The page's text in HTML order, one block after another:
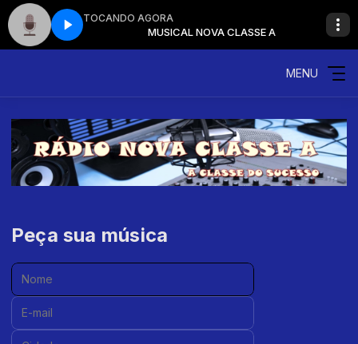
TOCANDO AGORA
CLASSE A MUSICAL NOVA CLASSE A
MENU
Peça sua música
Nome:
E-mail:
Cidade: